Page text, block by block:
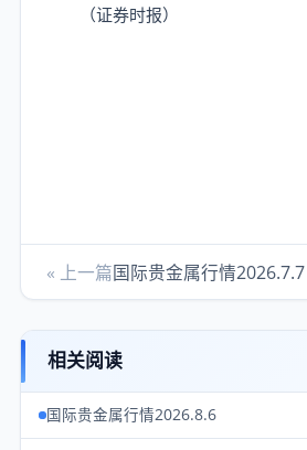
（证券时报）
« 上一篇国际贵金属行情2026.7.7
相关阅读
国际贵金属行情2026.8.6